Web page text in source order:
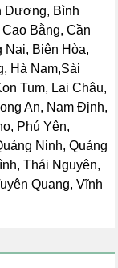
Dương, Bình
Bằng, Cần
Biên Hòa,
Hà Nam,Sài
Tum, Lai Châu,
An, Nam Định,
Phú Yên,
Ninh, Quảng
Thái Nguyên,
Quang, Vĩnh